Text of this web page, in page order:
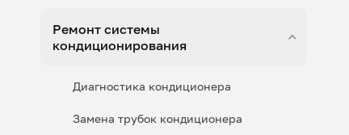
Ремонт системы
кондиционирования
Диагностика кондиционера
Замена трубок кондиционера